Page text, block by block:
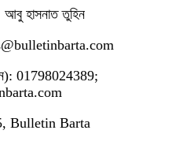
হাসনাত তুহিন
01798024389;
Bulletin Barta